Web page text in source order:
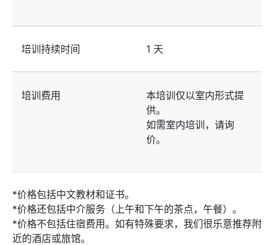
培训持续时间 1 天
培训费用
本培训仅以室内形式提
供。
如需室内培训，请询
价。
*价格包括中文教材和证书。
*价格还包括中介服务（上午和下午的茶点，午餐）。
*价格不包括住宿费用。如有特殊要求，我们很乐意推荐附
近的酒店或旅馆。